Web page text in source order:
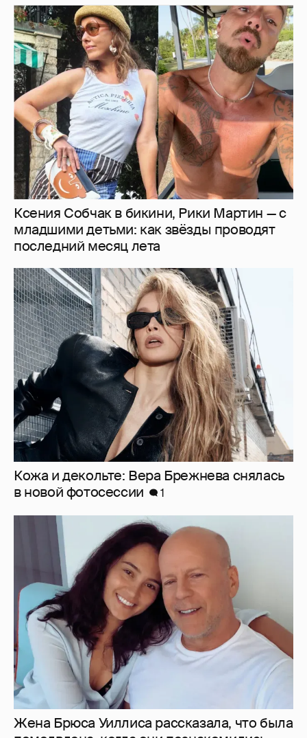
Ксения Собчак в бикини, Рики Мартин — с
младшими детьми: как звёзды проводят
последний месяц лета
Кожа и декольте: Вера Брежнева снялась
в новой фотосессии
1
Жена Брюса Уиллиса рассказала, что была
помолвлена, когда они познакомились